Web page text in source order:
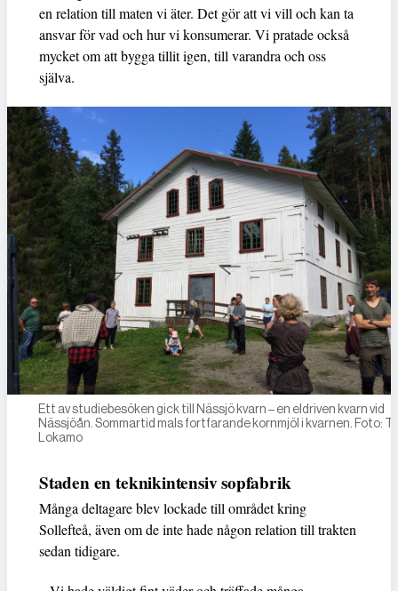
en relation till maten vi äter. Det gör att vi vill och kan ta
ansvar för vad och hur vi konsumerar. Vi pratade också
mycket om att bygga tillit igen, till varandra och oss
själva.
Ett av studiebesöken gick till Nässjö kvarn – en eldriven kvarn vid
Nässjöån. Sommartid mals fortfarande kornmjöl i kvarnen. Foto:
Lokamo
Staden en teknikintensiv sopfabrik
Många deltagare blev lockade till området kring
Sollefteå, även om de inte hade någon relation till trakten
sedan tidigare.